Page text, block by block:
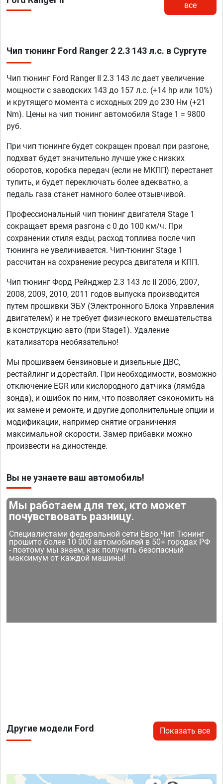
все
Чип тюнинг Ford Ranger 2 2.3 143 л.с. в Сургуте
Чип тюнинг Ford Ranger II 2.3 143 лс дает увеличение
мощности с заводских 143 до 157 л.с. (+14 hp или 10%)
и крутящего момента с исходных 209 до 230 Нм (+21
Nm). Цены на чип тюнинг автомобиля Stage 1 = 9800
руб.
При чип тюнинге будет сокращен провал при разгоне,
подхват будет значительно лучше уже с низких
оборотов, коробка передач (если не МКПП) перестанет
тупить, и будет переключать более адекватно, а
педаль газа станет намного более отзывчивой.
Профессиональный чип тюнинг двигателя Stage 1
сокращает время разгона с 0 до 100 км/ч. При
сохранении стиля езды, расход топлива после чип
тюнинга не увеличивается. Чип-тюнинг Stage 1
рассчитан на сохранение ресурса двигателя и КПП.
Чип тюнинг Форд Рейнджер 2.3 143 лс II 2006, 2007,
2008, 2009, 2010, 2011 годов выпуска производится
путем прошивки ЭБУ (Электронного Блока Управления
двигателем) и не требует физического вмешательства
в конструкцию авто (при Stage1). Удаление
катализатора необязательно!
Мы прошиваем бензиновые и дизельные ДВС,
рестайлинг и дорестайл. При необходимости, возможно
отключение EGR или кислородного датчика (лямбда
зонда), и ошибок по ним, что позволяет сэкономить на
их замене и ремонте, и другие дополнительные опции и
модификации, например снятие ограничения
максимальной скорости. Замер прибавки можно
произвести на диностенде.
Вы не узнаете ваш автомобиль!
Мы работаем для тех, кто может
почувствовать разницу.
Специалистами федеральной сети Евро Чип Тюнинг
прошито более 10 000 автомобилей в 50+ городах РФ
- поэтому мы знаем, как получить безопасный
максимум от каждой машины!
Другие модели Ford Показать все